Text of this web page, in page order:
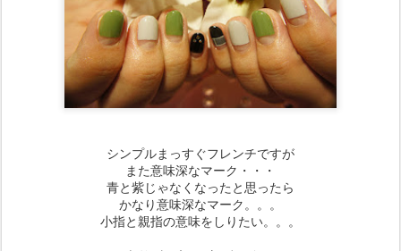
シンプルまっすぐフレンチですが
また意味深なマーク・・・
青と紫じゃなくなったと思ったら
かなり意味深なマーク。。。
小指と親指の意味をしりたい。。。